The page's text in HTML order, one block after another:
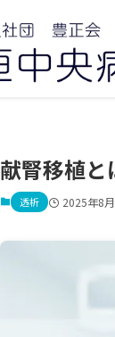
献腎移植
透析 2025年8